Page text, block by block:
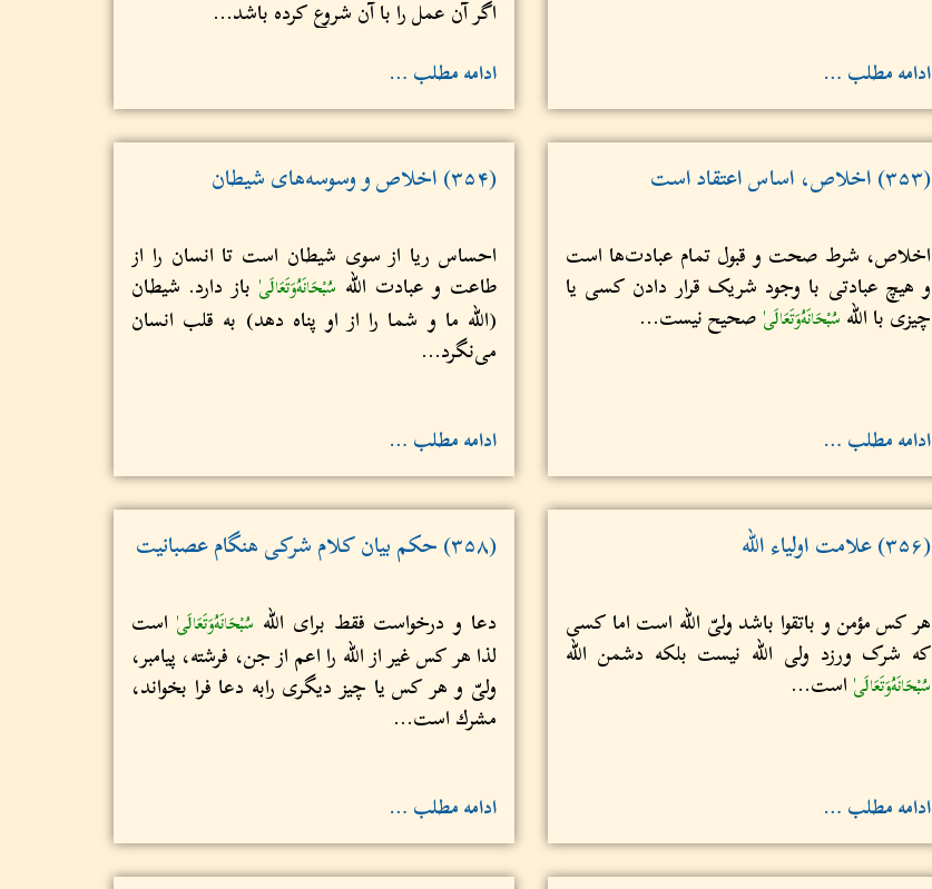
ادامه مطلب …
اگر آن عمل را با آن شروع کرده باشد...
ادامه مطلب …
(۳۵۳) اخلاص، اساس اعتقاد است
اخلاص، شرط صحت و قبول تمام عبادت‌ها است
و هیچ عبادتی با وجود شریک قرار دادن کسی یا
چیزی با الله سُبْحَانَهُ‌وَتَعَالَى صحیح نیست...
ادامه مطلب …
(۳۵۴) اخلاص و وسوسه‌های شیطان
احساس ریا از سوی شیطان است تا انسان را از
طاعت و عبادت الله سُبْحَانَهُ‌وَتَعَالَى باز دارد. شيطان
(الله ما و شما را از او پناه دهد) به قلب انسان
می‌نگرد...
ادامه مطلب …
(۳۵۶) علامت‌ اولیاء الله
هر کس مؤمن و باتقوا باشد ولیّ الله است اما کسی
‌که شرک ورزد ولی الله نیست بلکه دشمن الله
سُبْحَانَهُ‌وَتَعَالَى است...
ادامه مطلب …
(۳۵۸) حکم بیان کلام شرکی هنگام عصبانیت
دعا و درخواست فقط برای الله سُبْحَانَهُ‌وَتَعَالَى است
لذا هر کس غير از الله را اعم از جن، فرشته، پیامبر،
ولیّ و هر کس یا چیز دیگری رابه دعا فرا بخواند،
مشرك است...
ادامه مطلب …